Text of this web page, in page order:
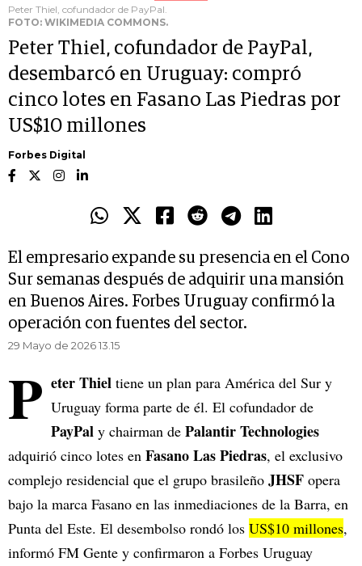
Peter Thiel, cofundador de PayPal.
FOTO: WIKIMEDIA COMMONS.
Peter Thiel, cofundador de PayPal,
desembarcó en Uruguay: compró
cinco lotes en Fasano Las Piedras por
US$10 millones
Forbes Digital
El empresario expande su presencia en el Cono
Sur semanas después de adquirir una mansión
en Buenos Aires. Forbes Uruguay confirmó la
operación con fuentes del sector.
29 Mayo de 2026 13.15
P eter Thiel tiene un plan para América del Sur y
Uruguay forma parte de él. El cofundador de
PayPal y chairman de Palantir Technologies
adquirió cinco lotes en Fasano Las Piedras, el exclusivo
complejo residencial que el grupo brasileño JHSF opera
bajo la marca Fasano en las inmediaciones de la Barra, en
Punta del Este. El desembolso rondó los US$10 millones,
informó FM Gente y confirmaron a Forbes Uruguay